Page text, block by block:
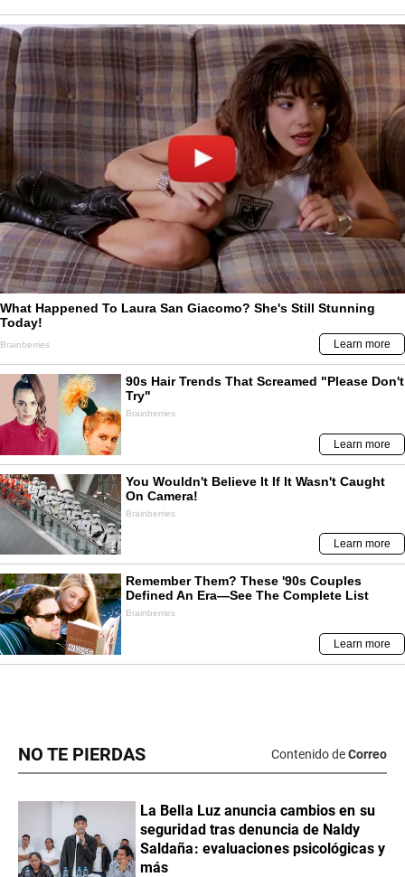
NO TE PIERDAS Contenido deCorreo
La Bella Luz anuncia cambios en su
seguridad tras denuncia de Naldy
Saldaña: evaluaciones psicológicas y
más